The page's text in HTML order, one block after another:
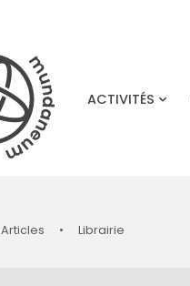
ACTIVITÉS
Articles • Librairie